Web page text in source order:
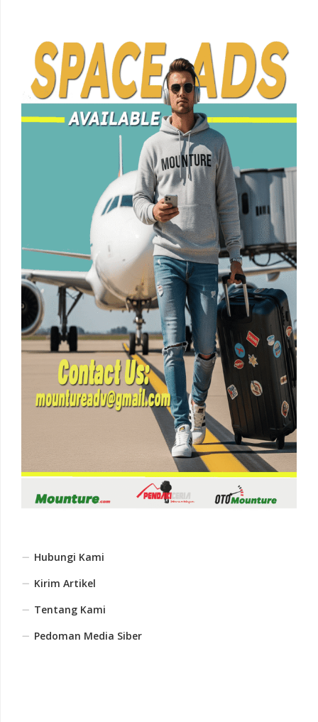
Hubungi Kami
Kirim Artikel
Tentang Kami
Pedoman Media Siber